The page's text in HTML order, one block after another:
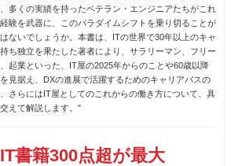
多くの実績を持ったベテラン・エンジニアたちがこれ
験を武器に、このパラダイムシフトを乗り切ることが
ないでしょうか。本書は、ITの世界で30年以上のキャ
ち独立を果たした著者により、サラリーマン、フリー
起業といった、IT屋の2025年からのことや60歳以降
見据え、DXの進展で活躍するためのキャリアパスの
さらにはIT屋としてのこれからの働き方について、具
えて解説します。"
書籍300点超が最大